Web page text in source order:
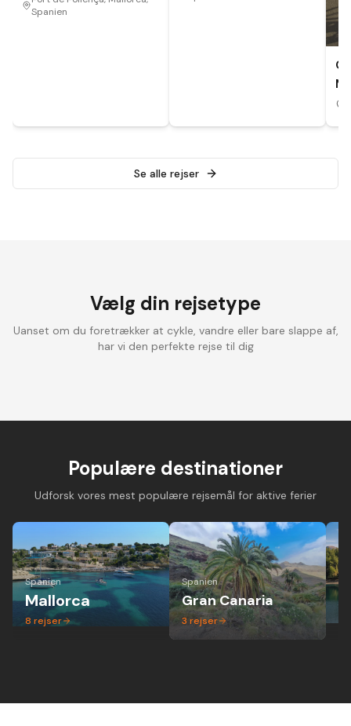
Spanien
Se alle rejser
Vælg din rejsetype
Uanset om du foretrækker at cykle, vandre eller bare slappe af,
har vi den perfekte rejse til dig
Populære destinationer
Udforsk vores mest populære rejsemål for aktive ferier
Spanien
Mallorca
8 rejser
Spanien
Gran Canaria
3 rejser